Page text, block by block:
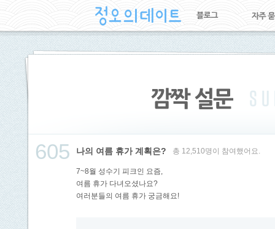
605 나의 여름 휴가 계획은? 총 12,510명이 참여했어요.
7~8월 성수기 피크인 요즘,
여름 휴가 다녀오셨나요?
여러분들의 여름 휴가 궁금해요!